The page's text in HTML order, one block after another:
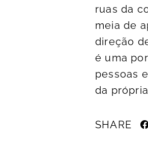
ruas da
meia de
direção
é uma
pessoas
da
SHARE